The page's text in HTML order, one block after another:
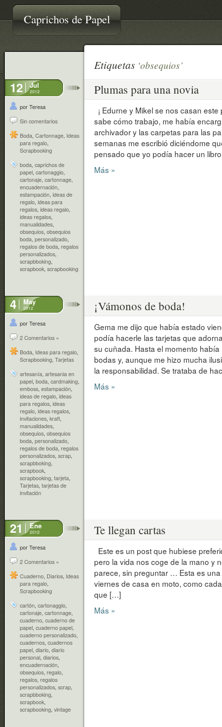
Caprichos de Papel
Etiquetas ‘obsequios’
12 Jul
2012
por Teresa
Sin comentarios
Boda, Cartonnage, Ideas
para regalo,
Scrapbooking
boda, caprichos de
papel, cartonaggio,
cartonaje, cartonnage,
encuadernación,
estampación, ideas de
regalo, ideas para
regalos, ideas regalo,
ideas regalos,
manualidades,
obsequios, obsequios
boda, personalizado,
regalos de boda, regalos
personalizados,
scrapbboking,
scrapbook, scrapbooking
Plumas para una novia
¡ Edurne y Mikel se nos casan
sabe cómo trabajo, me había
archivador y las carpetas para las
semanas me escribió diciéndome
pensado que yo podía hacer un
Más »
4 May
2012
por Teresa
2 Comentarios »
Boda, Ideas para regalo,
Scrapbooking, Tarjetas
artesanía, artesania en
papel, boda, cardmaking,
emboss, estampación,
ideas de regalo, ideas
para regalos, ideas
regalo, ideas regalos,
invitaciones, kraft,
manualidades,
obsequios, obsequios
boda, personalizado,
regalos de boda, regalos
personalizados, scrap,
scrapbboking,
scrapbook,
scrapbooking, tarjeta,
Tarjetas, tarjetas de
invitación
¡Vámonos de boda!
Gema me dijo que había estado
podía hacerle las tarjetas que
su cuñada. Hasta el momento
bodas y, aunque me hizo mucha
la responsabilidad. Se trataba de
Más »
21 Ene
2012
por Teresa
2 Comentarios »
Cuaderno, Diarios, Ideas
para regalo,
Scrapbooking
cartón, cartonaggio,
cartonaje, cartonnage,
cuaderno, cuaderno de
papel, cuaderno papel,
cuaderno personalizado,
cuadernos, cuadernos
papel, diario, diario
personal, diarios,
encuadernación,
obsequios, regalo,
regalos, regalos
personalizados, scrap,
scrapbboking,
scrapbook,
scrapbooking, vintage
Te llegan cartas
Este es un post que hubiese
pero la vida nos coge de la mano y
parece, sin preguntar … Esta es
viernes de casa en moto, como
que […]
Más »